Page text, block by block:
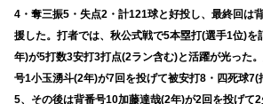
4・奪三振5・失点2・計121球と好投し、最終回は
援した。打者では、秋公式戦で5本塁打(選手1位)を
年)が5打数3安打3打点(2ラン含む)と活躍が光った
号1小玉湧斗(2年)が7回を投げて被安打8・四死球
5、その後は背番号10加藤達哉(2年)が2回を投げて